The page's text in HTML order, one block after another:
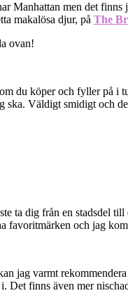
Manhattan men det finns
makalösa djur, på The
ovan!
du köper och fyller på i
ska. Väldigt smidigt och
ta dig från en stadsdel
favoritmärken och jag
jag varmt
Det finns även mer